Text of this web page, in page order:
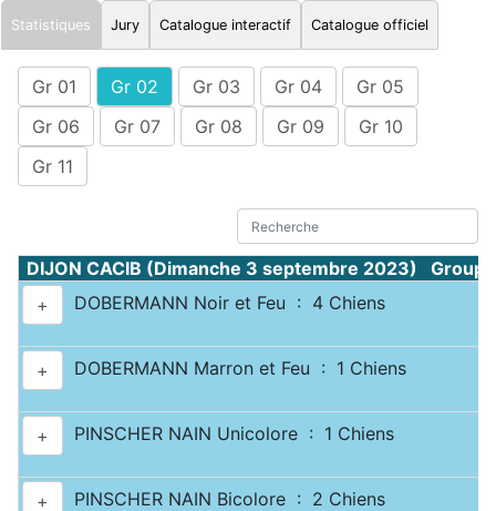
Statistiques Jury Catalogue interactif Catalogue officiel
Gr 01 Gr 02 Gr 03 Gr 04
Gr 05
Gr 06
Gr 07 Gr 08 Gr 09
Gr 10
Gr 11
DIJON CACIB (Dimanche 3 septembre 2023)
+
DOBERMANN Noir et Feu : 4 Chiens
+ DOBERMANN Marron et Feu : 1 Chiens
+ PINSCHER NAIN Unicolore : 1 Chiens
+ PINSCHER NAIN Bicolore : 2 Chiens